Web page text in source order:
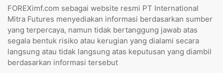
FOREXimf.com sebagai website resmi PT International
Mitra Futures menyediakan informasi berdasarkan sumber
yang terpercaya, namun tidak bertanggung jawab atas
segala bentuk risiko atau kerugian yang dialami secara
langsung atau tidak langsung atas keputusan yang diambil
berdasarkan informasi tersebut